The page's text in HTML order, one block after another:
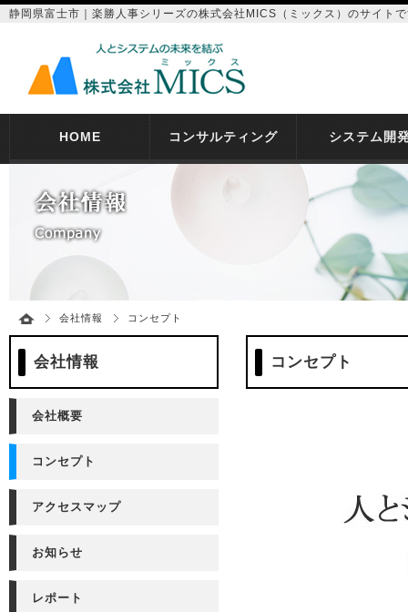
静岡県富士市｜楽勝人事シリーズの株式会社MICS（ミックス）のサイト
HOME コンサルティング システム開
会社情報 コンセプト
コンセプト
会社情報
会社概要
コンセプト
アクセスマップ
お知らせ
レポート